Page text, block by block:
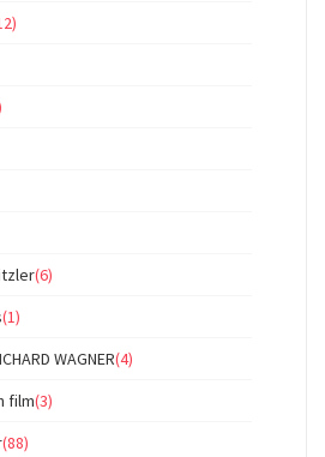
(6)
(1)
WAGNER(4)
film(3)
(88)